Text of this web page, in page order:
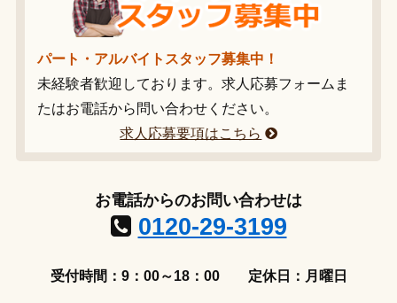
パート・アルバイトスタッフ募集中！
未経験者歓迎しております。求人応募フォームま
たはお電話から問い合わせください。
求人応募要項はこちら
お電話からのお問い合わせは
0120-29-3199
受付時間：9：00～18：00 定休日：月曜日